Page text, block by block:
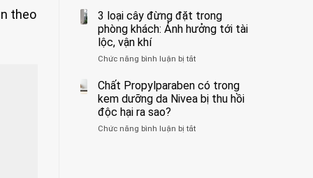
theo
thận
đối
với
và
Bạn
nên
bệnh
ung
lúc
hiện
thời
điểm
thể
tốt
nhất
cho
Sáng
3 loại cây đừng đặt trong
phòng khách: Ảnh hưởng tới tài
lộc, vận khí
Chức năng bình luận bị tắtở
loại
cây
đừng
trong
Chất Propylparaben có trong
kem dưỡng da Nivea bị thu hồi
độc hại ra sao?
Chức năng bình luận bị tắtở